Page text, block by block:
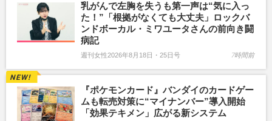
乳がんで左胸を失うも第一声は“気に入っ
た！”「根拠がなくても大丈夫」ロックバ
ンドボーカル・ミワユータさんの前向き闘
病記
週刊女性2026年8月18日・25日号 7時間前
『ポケモンカード』バンダイのカードゲー
ムも転売対策に“マイナンバー”導入開始
「効果テキメン」広がる新システム